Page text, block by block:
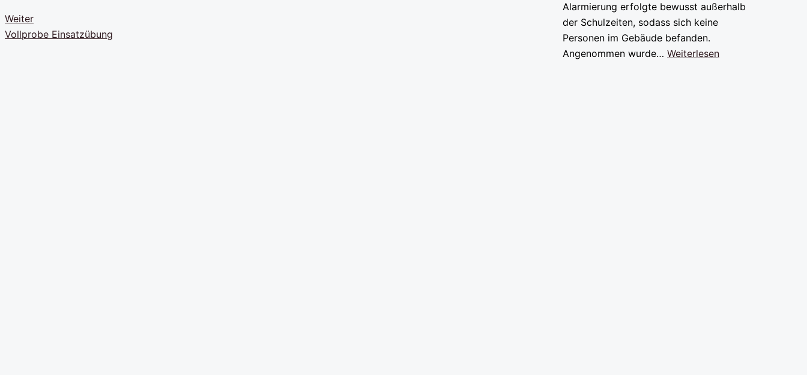
Weiter
Vollprobe Einsatzübung
Alarmierung erfolgte bewusst außerhalb
der Schulzeiten, sodass sich keine
Personen im Gebäude befanden.
Angenommen wurde…Weiterlesen